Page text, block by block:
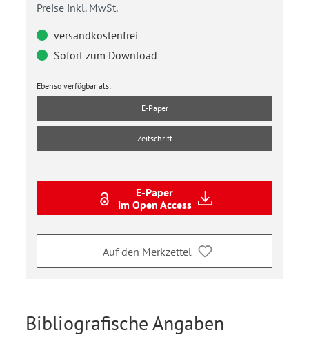
Preise inkl. MwSt.
versandkostenfrei
Sofort zum Download
Ebenso verfügbar als:
E-Paper
Zeitschrift
E-Paper
im Open Access
Auf den Merkzettel
Bibliografische Angaben